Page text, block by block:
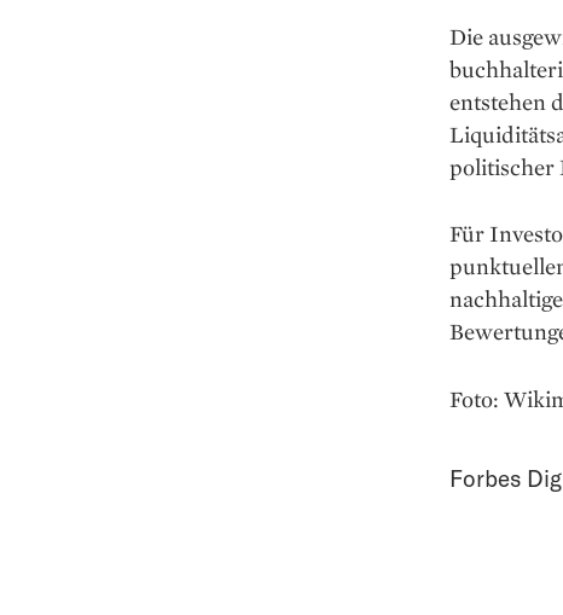
Die
entstehen
politischer
Für
Foto:
Forbes